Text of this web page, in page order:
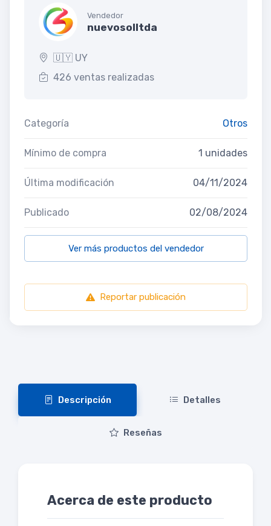
Vendedor
nuevosolltda
🇺🇾 UY
426 ventas realizadas
Categoría Otros
Mínimo de compra 1 unidades
Última modificación 04/11/2024
Publicado 02/08/2024
Ver más productos del vendedor
Reportar publicación
Descripción Detalles
Reseñas
Acerca de este producto